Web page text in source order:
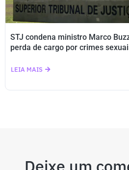
STJ condena ministro Marco
perda de cargo por crimes
LEIA MAIS